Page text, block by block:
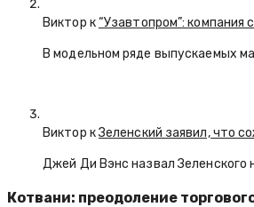
Виктор к“Узавтопром”: компания
В модельном ряде выпускаемых
Виктор кЗеленский заявил, что
Джей Ди Вэнс назвал Зеленского
Котвани: преодоление